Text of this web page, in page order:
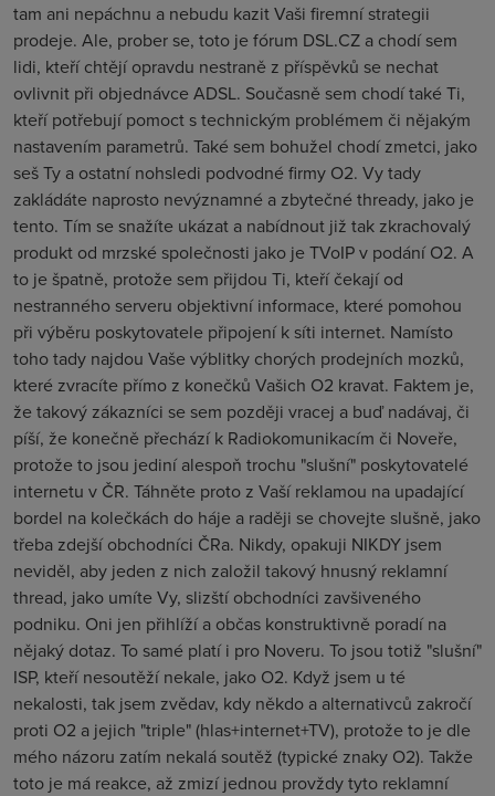
tam ani nepáchnu a nebudu kazit Vaši firemní strategii
prodeje. Ale, prober se, toto je fórum DSL.CZ a chodí sem
lidi, kteří chtějí opravdu nestraně z příspěvků se nechat
ovlivnit při objednávce ADSL. Současně sem chodí také Ti,
kteří potřebují pomoct s technickým problémem či nějakým
nastavením parametrů. Také sem bohužel chodí zmetci, jako
seš Ty a ostatní nohsledi podvodné firmy O2. Vy tady
zakládáte naprosto nevýznamné a zbytečné thready, jako je
tento. Tím se snažíte ukázat a nabídnout již tak zkrachovalý
produkt od mrzské společnosti jako je TVoIP v podání O2. A
to je špatně, protože sem přijdou Ti, kteří čekají od
nestranného serveru objektivní informace, které pomohou
při výběru poskytovatele připojení k síti internet. Namísto
toho tady najdou Vaše výblitky chorých prodejních mozků,
které zvracíte přímo z konečků Vašich O2 kravat. Faktem je,
že takový zákazníci se sem později vracej a buď nadávaj, či
píší, že konečně přechází k Radiokomunikacím či Noveře,
protože to jsou jediní alespoň trochu "slušní" poskytovatelé
internetu v ČR. Táhněte proto z Vaší reklamou na upadající
bordel na kolečkách do háje a raději se chovejte slušně, jako
třeba zdejší obchodníci ČRa. Nikdy, opakuji NIKDY jsem
neviděl, aby jeden z nich založil takový hnusný reklamní
thread, jako umíte Vy, slizští obchodníci zavšiveného
podniku. Oni jen přihlíží a občas konstruktivně poradí na
nějaký dotaz. To samé platí i pro Noveru. To jsou totiž "slušní"
ISP, kteří nesoutěží nekale, jako O2. Když jsem u té
nekalosti, tak jsem zvědav, kdy někdo a alternativců zakročí
proti O2 a jejich "triple" (hlas+internet+TV), protože to je dle
mého názoru zatím nekalá soutěž (typické znaky O2). Takže
toto je má reakce, až zmizí jednou provždy tyto reklamní